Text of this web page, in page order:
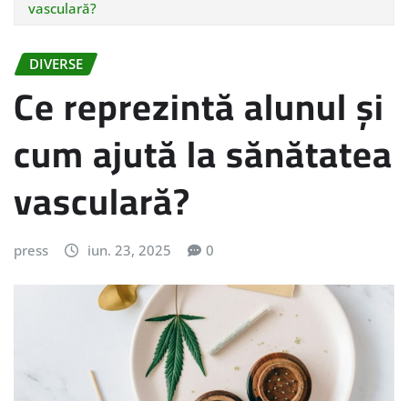
vasculară?
DIVERSE
Ce reprezintă alunul și
cum ajută la sănătatea
vasculară?
press iun. 23, 2025 0